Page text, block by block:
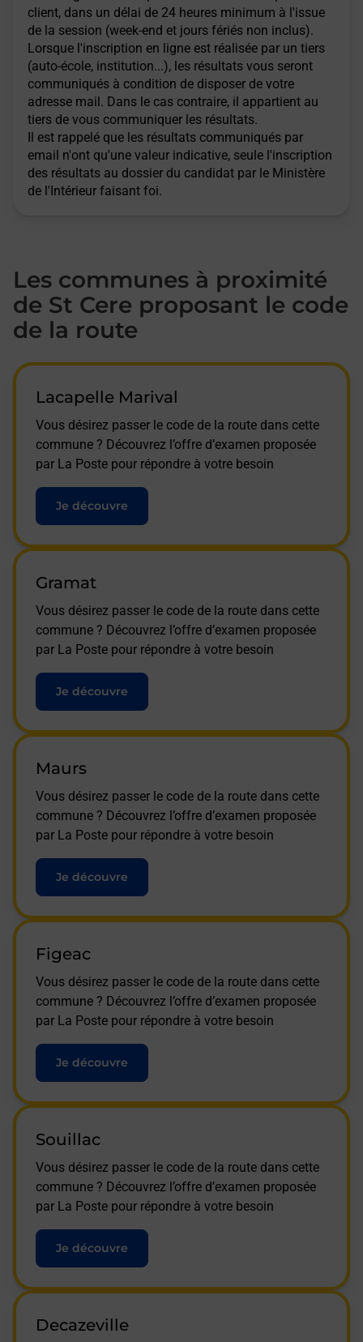
client, dans un délai de 24 heures minimum à l'issue
de la session (week-end et jours fériés non inclus).
Lorsque l'inscription en ligne est réalisée par un tiers
(auto-école, institution...), les résultats vous seront
communiqués à condition de disposer de votre
adresse mail. Dans le cas contraire, il appartient au
tiers de vous communiquer les résultats.
Il est rappelé que les résultats communiqués par
email n'ont qu'une valeur indicative, seule l'inscription
des résultats au dossier du candidat par le Ministère
de l'Intérieur faisant foi.
Les communes à proximité
de St Cere proposant le code
de la route
Lacapelle Marival
Vous désirez passer le code de la route dans cette
commune ? Découvrez l’offre d’examen proposée
par La Poste pour répondre à votre besoin
Je découvre
Gramat
Vous désirez passer le code de la route dans cette
commune ? Découvrez l’offre d’examen proposée
par La Poste pour répondre à votre besoin
Je découvre
Maurs
Vous désirez passer le code de la route dans cette
commune ? Découvrez l’offre d’examen proposée
par La Poste pour répondre à votre besoin
Je découvre
Figeac
Vous désirez passer le code de la route dans cette
commune ? Découvrez l’offre d’examen proposée
par La Poste pour répondre à votre besoin
Je découvre
Souillac
Vous désirez passer le code de la route dans cette
commune ? Découvrez l’offre d’examen proposée
par La Poste pour répondre à votre besoin
Je découvre
Decazeville